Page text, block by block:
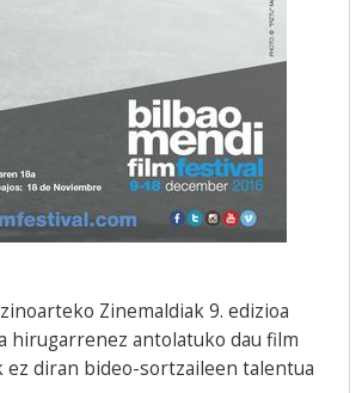
Zinemaldiak 9. edizioa
hirugarrenez antolatuko dau film
ez diran bideo-sortzaileen talentua